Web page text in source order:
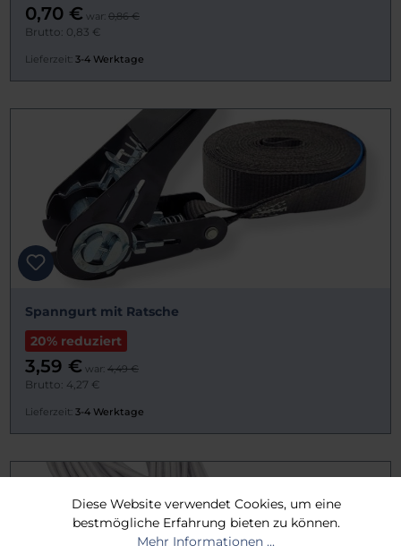
0,70 € war: 0,86 €
Brutto: 0,83 €
Lieferzeit: 3-4 Werktage
Spanngurt mit Ratsche
20% reduziert
3,59 € war: 4,49 €
Brutto: 4,27 €
Lieferzeit: 3-4 Werktage
Diese Website verwendet Cookies, um eine
bestmögliche Erfahrung bieten zu können.
Mehr Informationen ...